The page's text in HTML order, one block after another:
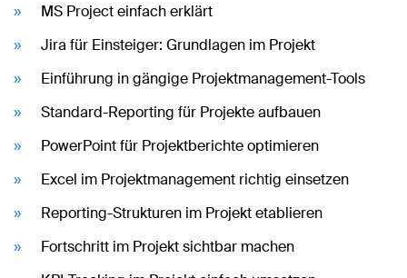
MS Project einfach erklärt
Jira für Einsteiger: Grundlagen im Projekt
Einführung in gängige Projektmanagement-Tools
Standard-Reporting für Projekte aufbauen
PowerPoint für Projektberichte optimieren
Excel im Projektmanagement richtig einsetzen
Reporting-Strukturen im Projekt etablieren
Fortschritt im Projekt sichtbar machen